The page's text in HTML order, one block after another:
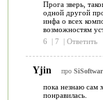
Прога зверь,
одной другой
инфа о всех
возможностям
6
| 7 | Ответить
Yjin про
пока незнаю сам
понравилась.